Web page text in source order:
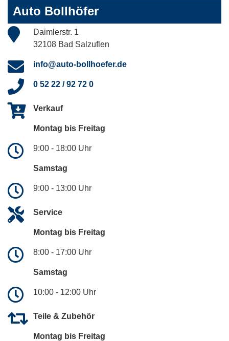
Auto Bollhöfer
Daimlerstr. 1
32108 Bad Salzuflen
info@auto-bollhoefer.de
0 52 22 / 92 72 0
Verkauf
Montag bis Freitag
9:00 - 18:00 Uhr
Samstag
9:00 - 13:00 Uhr
Service
Montag bis Freitag
8:00 - 17:00 Uhr
Samstag
10:00 - 12:00 Uhr
Teile & Zubehör
Montag bis Freitag